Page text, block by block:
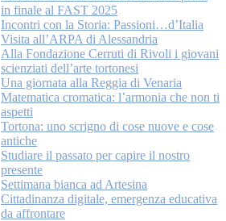
in finale al FAST 2025
Incontri con la Storia: Passioni…d’Italia
Visita all’ARPA di Alessandria
Alla Fondazione Cerruti di Rivoli i giovani
scienziati dell’arte tortonesi
Una giornata alla Reggia di Venaria
Matematica cromatica: l’armonia che non ti
aspetti
Tortona: uno scrigno di cose nuove e cose
antiche
Studiare il passato per capire il nostro
presente
Settimana bianca ad Artesina
Cittadinanza digitale, emergenza educativa
da affrontare